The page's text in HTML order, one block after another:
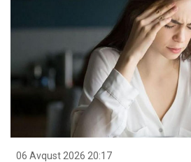
06 Avqust 2026 20:17